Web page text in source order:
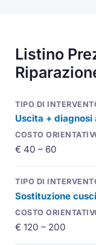
Listino
Uscita + diagnosi
€ 40 – 60
Sostituzione
€ 120 – 200